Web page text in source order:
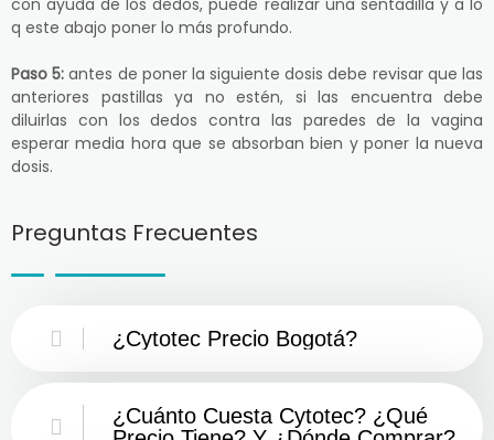
q este abajo poner lo más profundo.
Paso 5: antes de poner la siguiente dosis debe revisar que las
anteriores pastillas ya no estén, si las encuentra debe
diluirlas con los dedos contra las paredes de la vagina
esperar media hora que se absorban bien y poner la nueva
dosis.
Preguntas Frecuentes
¿Cytotec Precio Bogotá?
¿Cuánto Cuesta Cytotec? ¿Qué